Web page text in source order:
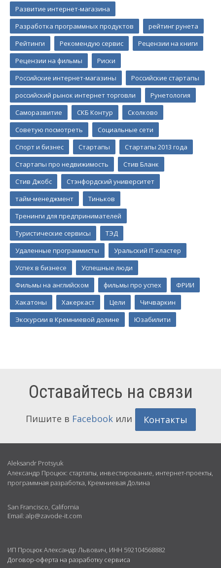
Развитие интернет-магазина
Разработка программных продуктов
рейтинг рунета
Рейтинги
Рекомендую сервис
Рецензии на книги
Рецензии на фильмы
Риски
Российские интернет-магазины
Российские стартапы
российский рынок интернет торговли
Рунетология
Саморазвитие
СКБ Контур
Сколково
Советую посмотреть
Социальные сети
Спорт и бизнес
Стартапы
Стартапы 2013 года
Стартапы про недвижимость
Стив Бланк
Стив Джобс
Стэнфордский университет
тайм-менеджмент
Тиньков
Тренинги для предпринимателей
Туристические сервисы
ТЭД
Удаленные программисты
Уральский IT-кластер
Успех в бизнесе
Успешные люди
Фильмы на английском
фильмы про успех
ФРИИ
Хакатоны
Хакеркаст Цели
Чичваркин
Экскурсии в Кремниевой долине
Юзабилити
Оставайтесь на связи
Пишите в Facebookили Контакты
Обо
мне
Aleksandr Protsyuk
Александр Процюк: стартапы, инвестирование, интернет-проекты,
программная разработка, Кремниевая Долина
San Francisco, California
Email: alp@zavode-it.com
ИП Процюк Александр Львович, ИНН 592104568882
Договор-оферта на разработку сервиса